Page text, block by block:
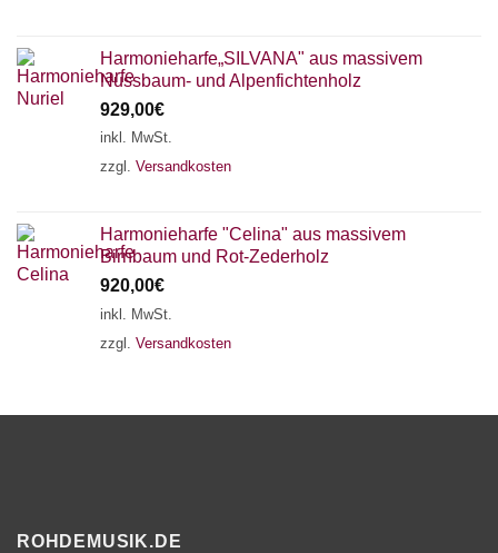
Harmonieharfe„SILVANA" aus massivem
Nussbaum- und Alpenfichtenholz
929,00€
inkl. MwSt.
zzgl. Versandkosten
Harmonieharfe "Celina" aus massivem
Birnbaum und Rot-Zederholz
920,00€
inkl. MwSt.
zzgl. Versandkosten
ROHDEMUSIK.DE